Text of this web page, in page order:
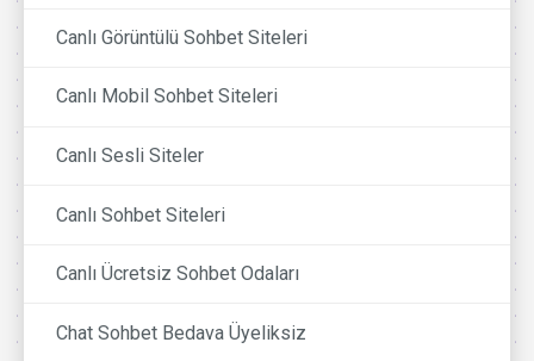
Canlı Görüntülü Sohbet Siteleri
Canlı Mobil Sohbet Siteleri
Canlı Sesli Siteler
Canlı Sohbet Siteleri
Canlı Ücretsiz Sohbet Odaları
Chat Sohbet Bedava Üyeliksiz